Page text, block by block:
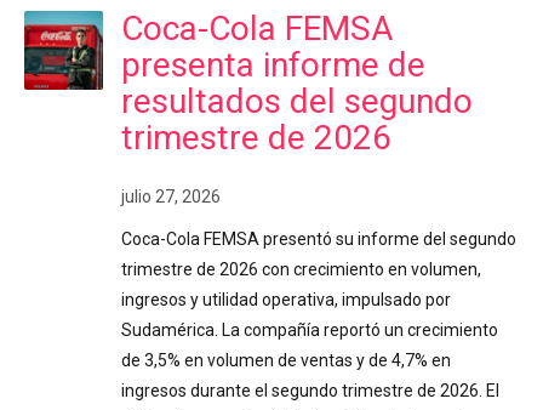
Coca-Cola FEMSA
presenta informe de
resultados del segundo
trimestre de 2026
julio 27, 2026
Coca-Cola FEMSA presentó su informe del segundo
trimestre de 2026 con crecimiento en volumen,
ingresos y utilidad operativa, impulsado por
Sudamérica. La compañía reportó un crecimiento
de 3,5% en volumen de ventas y de 4,7% en
ingresos durante el segundo trimestre de 2026. El